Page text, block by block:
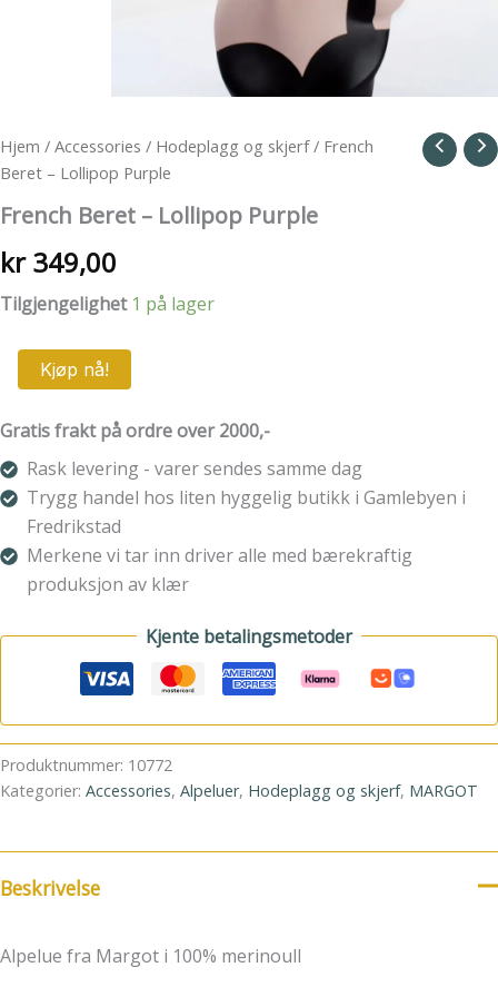
Hjem / Accessories / Hodeplagg og skjerf/ French
Beret – Lollipop Purple
French Beret – Lollipop Purple
kr349,00
Tilgjengelighet 1 på lager
French
Lollipop
antall
Kjøp nå!
Gratis frakt på ordre over 2000,-
Rask levering - varer sendes samme dag
Trygg handel hos liten hyggelig butikk i Gamlebyen i
Fredrikstad
Merkene vi tar inn driver alle med bærekraftig
produksjon av klær
Kjente betalingsmetoder
Produktnummer: 10772
Kategorier: Accessories, Alpeluer, Hodeplagg og skjerf, MARGOT
Beskrivelse
Alpelue fra Margot i 100% merinoull